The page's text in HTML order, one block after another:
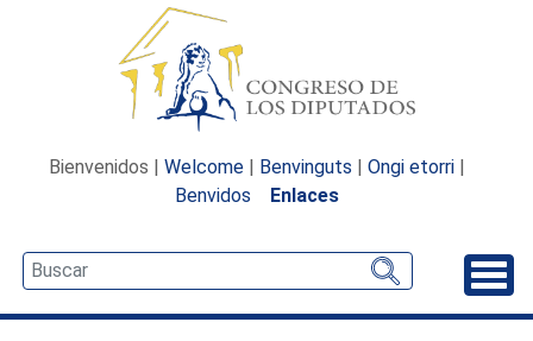
Bienvenidos | Welcome | Benvinguts | Ongi etorri |
Benvidos
Enlaces